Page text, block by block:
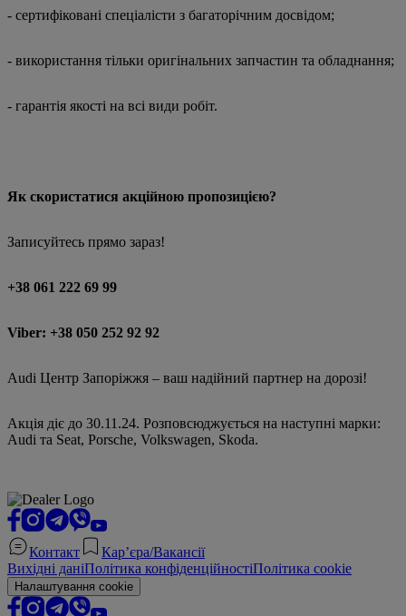
- сертифіковані спеціалісти з багаторічним досвідом;
- використання тільки оригінальних запчастин та обладнання;
- гарантія якості на всі види робіт.
Як скористатися акційною пропозицією?
Записуйтесь прямо зараз!
+38 061 222 69 99
Viber: +38 050 252 92 92
Audi Центр Запоріжжя – ваш надійний партнер на дорозі!
Акція діє до 30.11.24. Розповсюджується на наступні марки:
Audi та Seat, Porsche, Volkswagen, Skoda.
Контакт
Кар’єра/Вакансії
Вихідні даніПолітика конфіденційностіПолітика cookie
Налаштування cookie